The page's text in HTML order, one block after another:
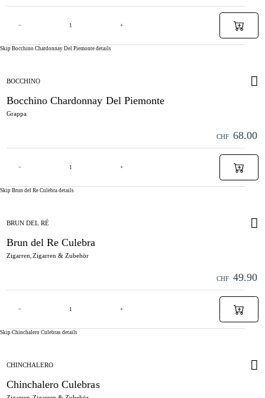
− +
Skip Bocchino Chardonnay Del Piemonte details
BOCCHINO
Bocchino Chardonnay Del Piemonte
Grappa
CHF 68.00
− +
Skip Brun del Re Culebra details
BRUN DEL RÉ
Brun del Re Culebra
Zigarren, Zigarren & Zubehör
CHF 49.90
− +
Skip Chinchalero Culebras details
CHINCHALERO
Chinchalero Culebras